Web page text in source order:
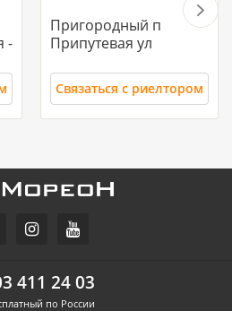
-
Пригородный п
Припутевая ул
Связаться с риелтором
10 500 000
Дом, 71 м2, 3 сот.
411 24 03
по России